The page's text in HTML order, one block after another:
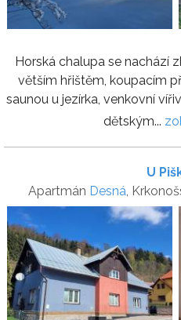
Horská chalupa se nachází
větším hřištěm, koupacím
saunou u jezírka, venkovní
dětským...
U
Apartmán Desná,